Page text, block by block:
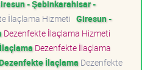
- Şebinkarahisar -
İlaçlama Hizmeti Giresun -
Dezenfekte İlaçlama Hizmeti
Dezenfekte İlaçlama
İlaçlama Dezenfekte